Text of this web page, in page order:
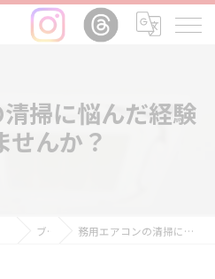
掃に悩んだ経験
せんか？
ブログ 務用エアコンの清掃に悩んだ経験はありませんか？